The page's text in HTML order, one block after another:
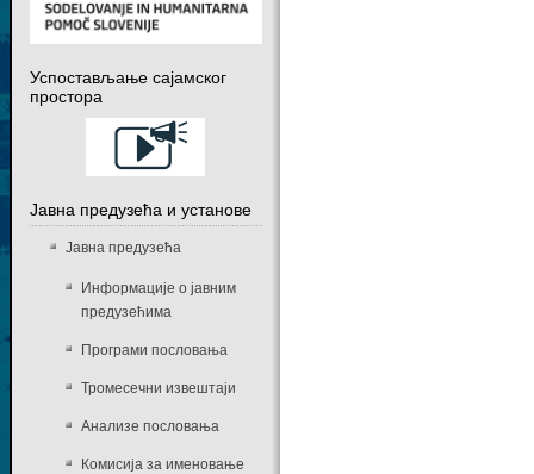
Успостављање сајамског
простора
Јавна предузећа и установе
Јавна предузећа
Информације о јавним
предузећима
Програми пословања
Тромесечни извештаји
Анализе пословања
Комисија за именовање